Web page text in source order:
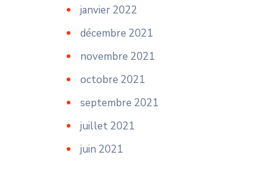
janvier 2022
décembre 2021
novembre 2021
octobre 2021
septembre 2021
juillet 2021
juin 2021